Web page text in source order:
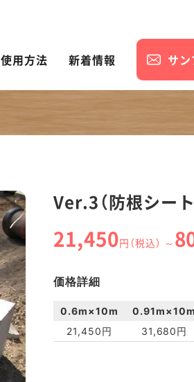
使用方法 新着情報 サ
Ver.3（防根シート
21,450円（税込） ～
価格詳細
0.6m×10m 0.91m×10m
21,450円
31,680円